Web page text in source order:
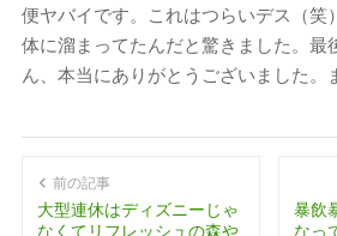
便ヤバイです。これはつらいデス（笑
体に溜まってたんだと驚きました。最
ん、本当にありがとうございました。
前の記事
大型連休はディズニーじゃ
なくてリフレッシュの森や
暴飲
なっ